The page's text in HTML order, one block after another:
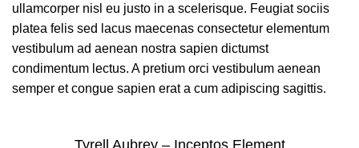
ullamcorper nisl eu justo in a scelerisque. Feugiat sociis
platea felis sed lacus maecenas consectetur elementum
vestibulum ad aenean nostra sapien dictumst
condimentum lectus. A pretium orci vestibulum aenean
semper et congue sapien erat a cum adipiscing sagittis.